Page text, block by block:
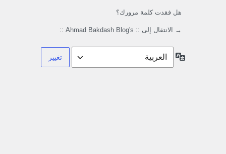
هل فقدت كلمة مرورك؟
→ الانتقال إلى :: Ahmad Bakdash Blog's ::
اللغة